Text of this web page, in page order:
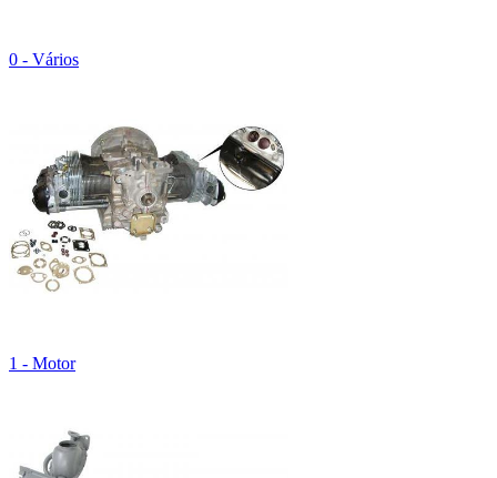
0 - Vários
1 - Motor